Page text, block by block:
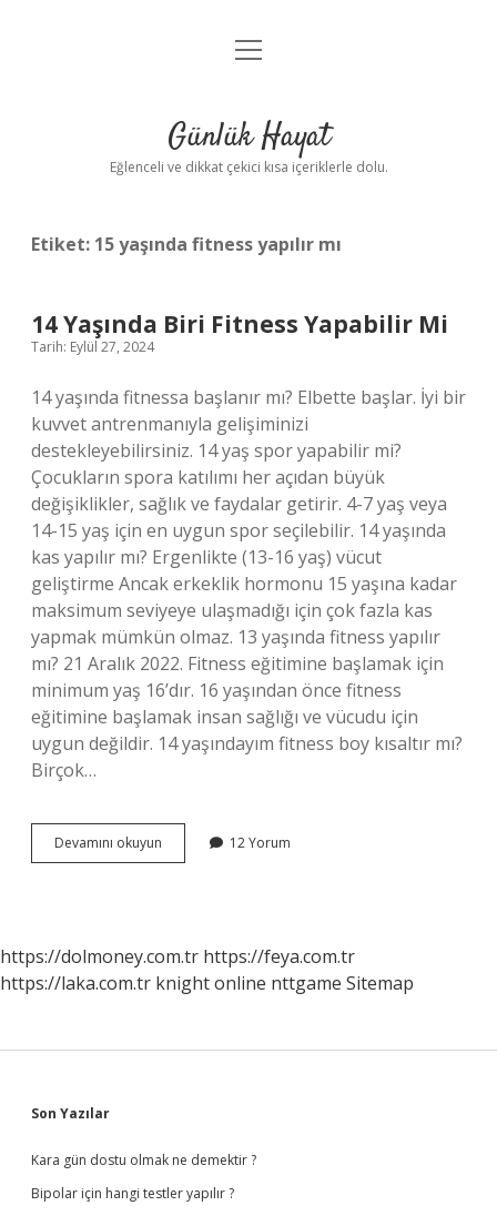
Anasayfa
Yasal Uyarı
menüyü
Günlük Hayat
Eğlenceli ve dikkat çekici kısa içeriklerle dolu.
Etiket: 15 yaşında fitness yapılır mı
14 Yaşında Biri Fitness Yapabilir Mi
Tarih: Eylül 27, 2024
14 yaşında fitnessa başlanır mı? Elbette başlar. İyi bir
kuvvet antrenmanıyla gelişiminizi
destekleyebilirsiniz. 14 yaş spor yapabilir mi?
Çocukların spora katılımı her açıdan büyük
değişiklikler, sağlık ve faydalar getirir. 4-7 yaş veya
14-15 yaş için en uygun spor seçilebilir. 14 yaşında
kas yapılır mı? Ergenlikte (13-16 yaş) vücut
geliştirme Ancak erkeklik hormonu 15 yaşına kadar
maksimum seviyeye ulaşmadığı için çok fazla kas
yapmak mümkün olmaz. 13 yaşında fitness yapılır
mı? 21 Aralık 2022. Fitness eğitimine başlamak için
minimum yaş 16’dır. 16 yaşından önce fitness
eğitimine başlamak insan sağlığı ve vücudu için
uygun değildir. 14 yaşındayım fitness boy kısaltır mı?
Birçok…
Devamını okuyun
Yaşında
12 Yorum
https://dolmoney.com.tr https://feya.com.tr
https://laka.com.tr knight online nttgame Sitemap
Sidebar
Son Yazılar
Kara gün dostu olmak ne demektir ?
Bipolar için hangi testler yapılır ?